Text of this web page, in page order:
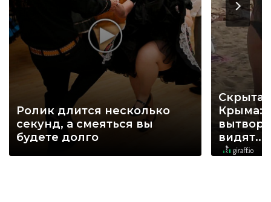
Ролик длится несколько
секунд, а смеяться вы
будете долго
Крыма:
видят...